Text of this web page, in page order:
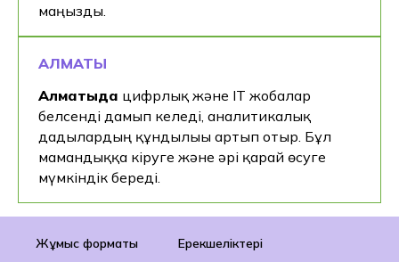
маңызды.
АЛМАТЫ
Алматыда цифрлық және IT жобалар
белсенді дамып келеді, аналитикалық
дағдылардың құндылығы артып отыр. Бұл
мамандыққа кіруге және әрі қарай өсуге
мүмкіндік береді.
Жұмыс форматы Ерекшеліктері